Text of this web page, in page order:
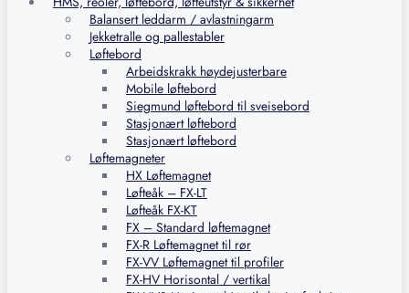
Balansert leddarm / avlastningarm
Jekketralle og pallestabler
Løftebord
Arbeidskrakk høydejusterbare
Mobile løftebord
Siegmund løftebord til sveisebord
Stasjonært løftebord
Stasjonært løftebord
Løftemagneter
HX Løftemagnet
Løfteåk – FX-LT
Løfteåk FX-KT
FX – Standard løftemagnet
FX-R Løftemagnet til rør
FX-VV Løftemagnet til profiler
FX-HV Horisontal / vertikal